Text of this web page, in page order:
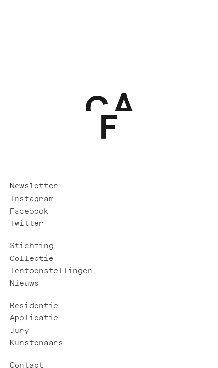
Newsletter
Instagram
Facebook
Twitter
Stichting
Collectie
Tentoonstellingen
Nieuws
Residentie
Applicatie
Jury
Kunstenaars
Contact